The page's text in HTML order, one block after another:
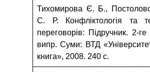
Тихомирова Є. Б.,
С. Р. Конфліктологія та
переговорів: Підручник. 2-ге
випр. Суми: ВТД
книга», 2008. 240 с.